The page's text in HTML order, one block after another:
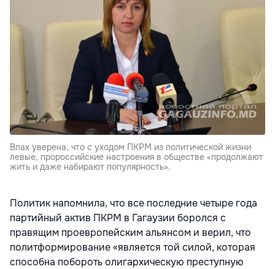
Влах уверена, что с уходом ПКРМ из политической жизни
левые, пророссийские настроения в обществе «продолжают
жить и даже набирают популярность».
Политик напомнила, что все последние четыре года
партийный актив ПКРМ в Гагаузии боролся с
правящим проевропейским альянсом и верил, что
политформирование «является той силой, которая
способна побороть олигархическую преступную